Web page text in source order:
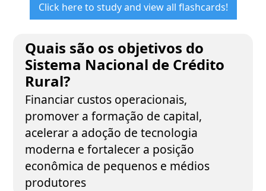
Click here to study and view all flashcards!
Quais são os objetivos do
Sistema Nacional de Crédito
Rural?
Financiar custos operacionais,
promover a formação de capital,
acelerar a adoção de tecnologia
moderna e fortalecer a posição
econômica de pequenos e médios
produtores